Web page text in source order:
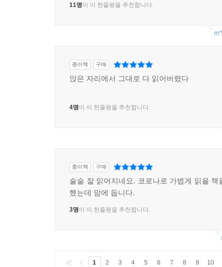
11명이 이 한줄평을 추천합니다.
종이책 구매
앉은 자리에서 그대로 다 읽어버렸다
4명이 이 한줄평을 추천합니다.
종이책 구매
술술 잘 읽어지네요. 코로나로 가볍게 읽을 책
했는데 맘에 듭니다.
3명이 이 한줄평을 추천합니다.
1 2 3 4 5 6 7 8 9 10